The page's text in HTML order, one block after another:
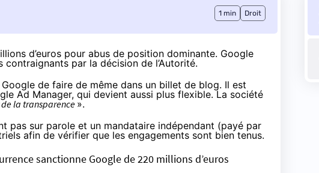
1 min Droit
d’euros pour abus de position dominante. Google
par la décision de l’Autorité.
de faire de même dans un billet de blog. Il est
Ad Manager, qui devient aussi plus flexible. La société
la transparence ».
pas sur parole et un mandataire indépendant (payé par
afin de vérifier que les engagements sont bien tenus.
sanctionne Google de 220 millions d’euros